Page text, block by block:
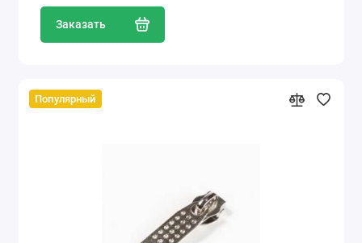
Заказать
Популярный